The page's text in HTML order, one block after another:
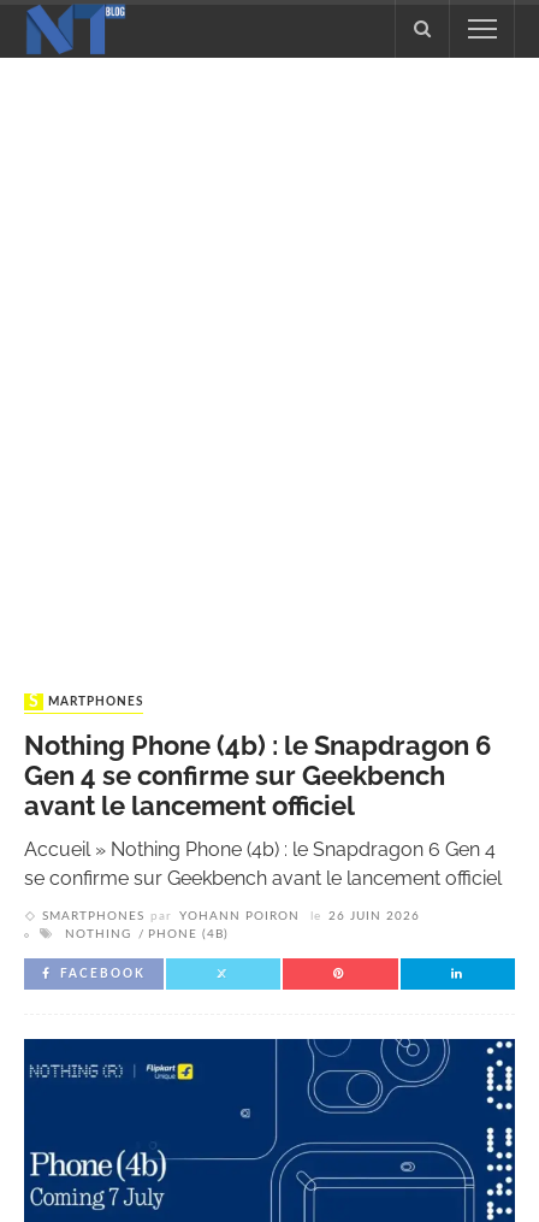
SMARTPHONES
Nothing Phone (4b) : le Snapdragon 6
Gen 4 se confirme sur Geekbench
avant le lancement officiel
Accueil» Nothing Phone (4b) : le Snapdragon 6 Gen 4
se confirme sur Geekbench avant le lancement officiel
SMARTPHONES par YOHANN POIRON le
26 JUIN 2026
NOTHING
PHONE (4B)
FACEBOOK